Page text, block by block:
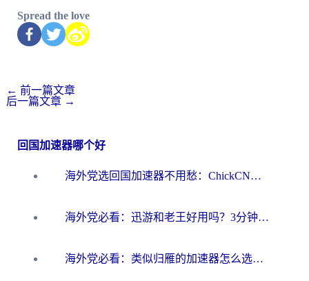
Spread the love
← 前一篇文章
后一篇文章 →
回国加速器哪个好
海外党选回国加速器不用愁：ChickCN和洞见哪个好？一篇搞定所有疑问
海外党必看：迅游和老王好用吗？3分钟选对加速国内网络的加速器
海外党必看：类似归雁的加速器怎么选？一篇搞定无缝访问国内资源